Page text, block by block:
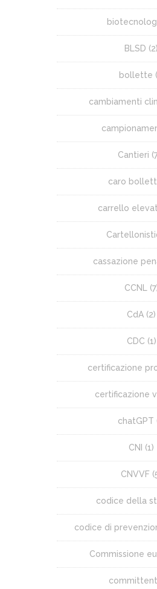
BLSD (2)
bollette
cambiamenti
Cantieri
caro
carrello
cassazione
CCNL
CdA (2)
CDC (1)
certificazione
certificazione
chatGPT
CNI (1)
CNVVF
codice della
codice di
Commissione